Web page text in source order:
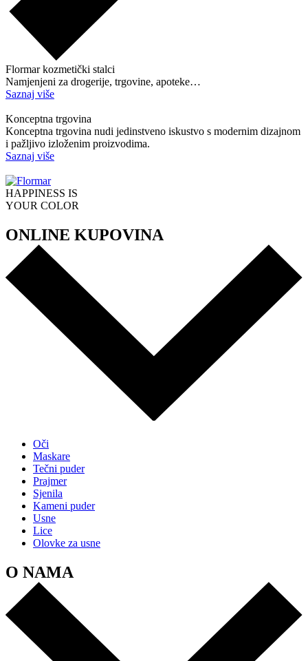
Flormar kozmetički stalci
Namjenjeni za drogerije, trgovine, apoteke…
Saznaj više
Konceptna trgovina
Konceptna trgovina nudi jedinstveno iskustvo s modernim dizajnom
i pažljivo izloženim proizvodima.
Saznaj više
HAPPINESS IS
YOUR COLOR
ONLINE KUPOVINA
Oči
Maskare
Tečni puder
Prajmer
Sjenila
Kameni puder
Usne
Lice
Olovke za usne
O NAMA